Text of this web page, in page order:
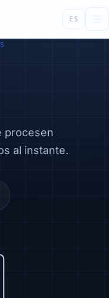
ES
procesen
al instante.